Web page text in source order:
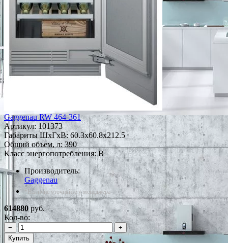
Gaggenau RW 464-361
Артикул:101373
Габариты ШxГxВ: 60.3x60.8x212.5
Общий объем, л: 390
Класс энергопотребления: B
Производитель:
Gaggenau
*Наличие уточняйте у менеджера
614880руб.
Кол-во:
−
+
Купить